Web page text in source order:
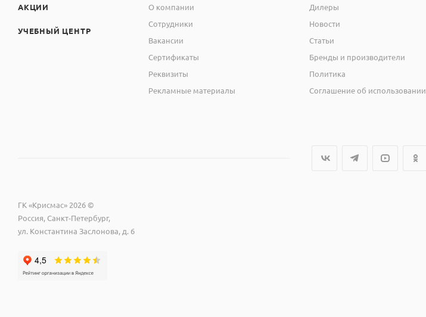
АКЦИИ
УЧЕБНЫЙ ЦЕНТР
О компании
Сотрудники
Вакансии
Сертификаты
Реквизиты
Рекламные материалы
Дилеры
Новости
Статьи
Бренды и производители
Политика
Соглашение об использовании
ГК «Крисмас» 2026 ©
Россия, Санкт-Петербург,
ул. Константина Заслонова, д. 6